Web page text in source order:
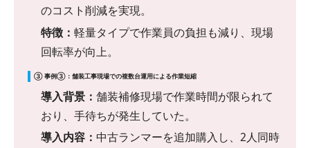
のコスト削減を実現。
特徴： 軽量タイプで作業員の負担も減り、現場
回転率が向上。
③ 事例③：舗装工事現場での複数台運用による作業短縮
導入背景： 舗装補修現場で作業時間が限られて
おり、手待ちが発生していた。
導入内容： 中古ランマーを追加購入し、2人同時